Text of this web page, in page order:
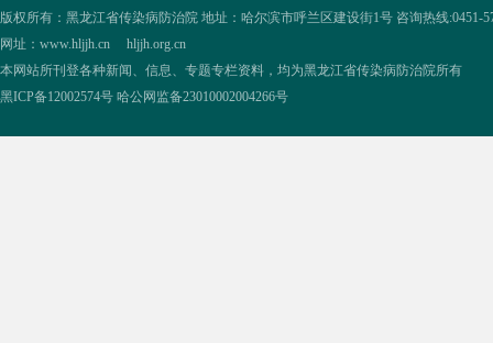
版权所有：黑龙江省传染病防治院 地址：哈尔滨市呼兰区建设街1号 咨询热线:0451-
网址：www.hljjh.cn hljjh.org.cn
本网站所刊登各种新闻、信息、专题专栏资料，均为黑龙江省传染病防治院所有
黑ICP备12002574号 哈公网监备23010002004266号